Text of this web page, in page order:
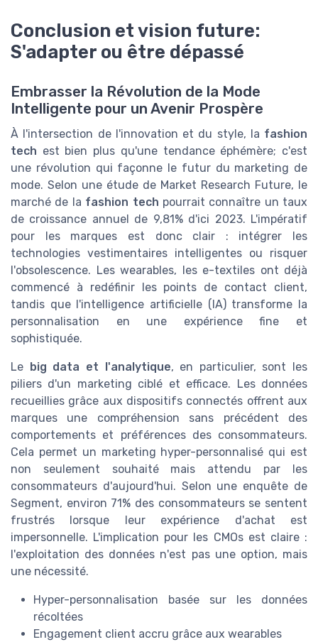
Conclusion et vision future:
S'adapter ou être dépassé
Embrasser la Révolution de la Mode
Intelligente pour un Avenir Prospère
À l'intersection de l'innovation et du style, la fashion
tech est bien plus qu'une tendance éphémère; c'est
une révolution qui façonne le futur du marketing de
mode. Selon une étude de Market Research Future, le
marché de la fashion tech pourrait connaître un taux
de croissance annuel de 9,81% d'ici 2023. L'impératif
pour les marques est donc clair : intégrer les
technologies vestimentaires intelligentes ou risquer
l'obsolescence. Les wearables, les e-textiles ont déjà
commencé à redéfinir les points de contact client,
tandis que l'intelligence artificielle (IA) transforme la
personnalisation en une expérience fine et
sophistiquée.
Le big data et l'analytique, en particulier, sont les
piliers d'un marketing ciblé et efficace. Les données
recueillies grâce aux dispositifs connectés offrent aux
marques une compréhension sans précédent des
comportements et préférences des consommateurs.
Cela permet un marketing hyper-personnalisé qui est
non seulement souhaité mais attendu par les
consommateurs d'aujourd'hui. Selon une enquête de
Segment, environ 71% des consommateurs se sentent
frustrés lorsque leur expérience d'achat est
impersonnelle. L'implication pour les CMOs est claire :
l'exploitation des données n'est pas une option, mais
une nécessité.
Hyper-personnalisation basée sur les données
récoltées
Engagement client accru grâce aux wearables